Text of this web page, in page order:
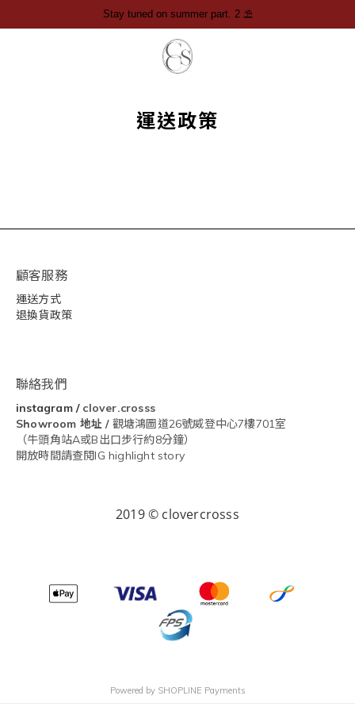
運送政策
顧客服務
運送方式
退換貨政策
聯絡我們
instagram/ clover.crosss
Showroom 地址 / 觀塘鴻圖道26號威登中心7樓701室
（牛頭角站A或B出口步行約8分鐘）
開放時間請查閱IG highlight story
2019 © clovercrosss
Powered by SHOPLINE Payments